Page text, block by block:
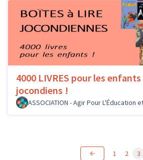
4000 LIVRES pour les enfants
jocondiens !
ASSOCIATION - Agir Pour L'Éducation
1 2 3